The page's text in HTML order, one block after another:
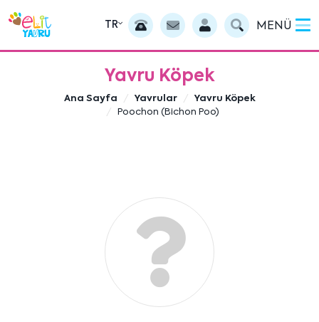
TR MENÜ
Yavru Köpek
Ana Sayfa Yavrular
Yavru Köpek
Poochon (Bichon Poo)